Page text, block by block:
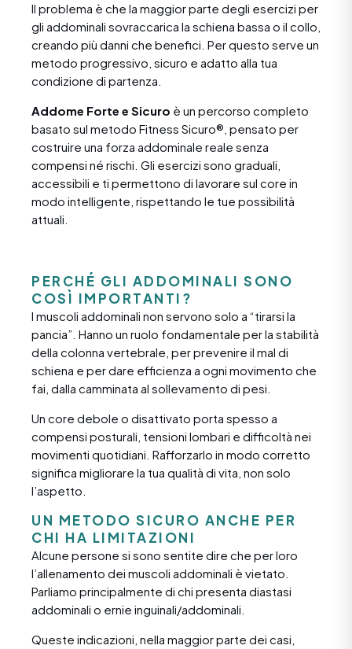
Il problema è che la maggior parte degli esercizi per
gli addominali sovraccarica la schiena bassa o il collo,
creando più danni che benefici. Per questo serve un
metodo progressivo, sicuro e adatto alla tua
condizione di partenza.
Addome Forte e Sicuro è un percorso completo
basato sul metodo Fitness Sicuro®, pensato per
costruire una forza addominale reale senza
compensi né rischi. Gli esercizi sono graduali,
accessibili e ti permettono di lavorare sul core in
modo intelligente, rispettando le tue possibilità
attuali.
PERCHÉ GLI ADDOMINALI SONO
COSÌ IMPORTANTI?
I muscoli addominali non servono solo a “tirarsi la
pancia”. Hanno un ruolo fondamentale per la stabilità
della colonna vertebrale, per prevenire il mal di
schiena e per dare efficienza a ogni movimento che
fai, dalla camminata al sollevamento di pesi.
Un core debole o disattivato porta spesso a
compensi posturali, tensioni lombari e difficoltà nei
movimenti quotidiani. Rafforzarlo in modo corretto
significa migliorare la tua qualità di vita, non solo
l’aspetto.
UN METODO SICURO ANCHE PER
CHI HA LIMITAZIONI
Alcune persone si sono sentite dire che per loro
l’allenamento dei muscoli addominali è vietato.
Parliamo principalmente di chi presenta diastasi
addominali o ernie inguinali/addominali.
Queste indicazioni, nella maggior parte dei casi,